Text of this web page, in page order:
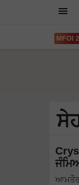
MFOI
ਆਮਤੌਰ